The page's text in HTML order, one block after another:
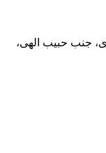
جنب حبیب الهی،